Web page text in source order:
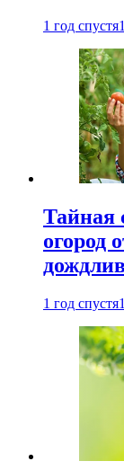
1 год спустя
Тайная
огород
1 год спустя